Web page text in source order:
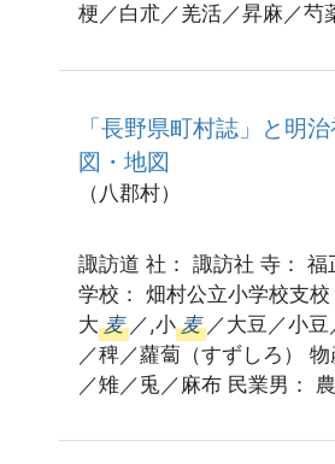
梗／白朮／羌活／昇麻／芍
「長野県町村誌」と明
図・地図
（八郡村）
諏訪道 社： 諏訪社 寺： 福
学校： 畑村公立小学校支校
大 麦 ／,小 麦 ／大豆／小
／稗／蘿蔔（すずしろ）
／雉／兎／麻布 民業男：